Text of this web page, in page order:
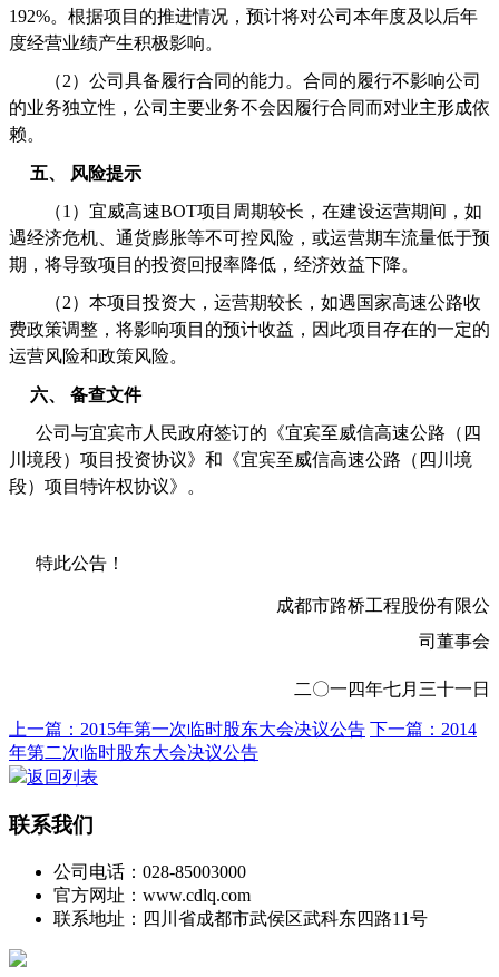
192%。根据项目的推进情况，预计将对公司本年度及以后年
度经营业绩产生积极影响。
（2）公司具备履行合同的能力。合同的履行不影响公司
的业务独立性，公司主要业务不会因履行合同而对业主形成依
赖。
五、 风险提示
（1 ）宜威高速BOT项目周期较长，在建设运营期间，如
遇经济危机、通货膨胀等不可控风险，或运营期车流量低于预
期，将导致项目的投资回报率降低，经济效益下降。
（2）本项目投资大，运营期较长，如遇国家高速公路收
费政策调整，将影响项目的预计收益，因此项目存在的一定的
运营风险和政策风险。
六、 备查文件
公司与宜宾市人民政府签订的《宜宾至威信高速公路（四
川境段）项目投资协议》和《宜宾至威信高速公路（四川境
段）项目特许权协议》。
特此公告！
成都市路桥工程股份有限公
司董事会
二〇一四年七月三十一日
上一篇：2015年第一次临时股东大会决议公告 下一篇：2014
年第二次临时股东大会决议公告
返回列表
联系我们
公司电话：028-85003000
官方网址：www.cdlq.com
联系地址：四川省成都市武侯区武科东四路11号